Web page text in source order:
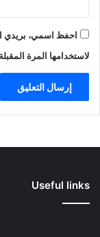
احفظ اسمي، بريدي
لاستخدامها المرة
Useful links